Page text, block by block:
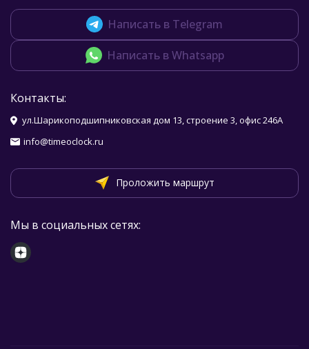
Написать в Telegram
Написать в Whatsapp
Контакты:
ул.Шарикоподшипниковская дом 13, строение 3, офис 246А
info@timeoclock.ru
Проложить маршрут
Мы в социальных сетях: